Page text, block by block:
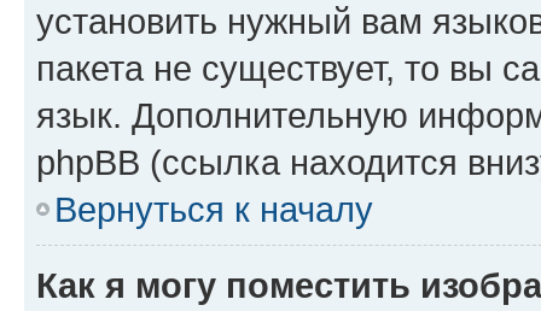
установить нужный вам
пакета не существует, то вы
язык. Дополнительную
phpBB (ссылка находится
Вернуться к началу
Как я могу поместить